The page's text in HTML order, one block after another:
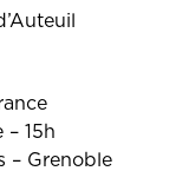
– 15h
– Grenoble